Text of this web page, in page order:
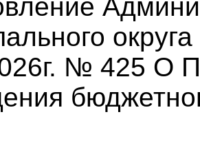
№ 425 О